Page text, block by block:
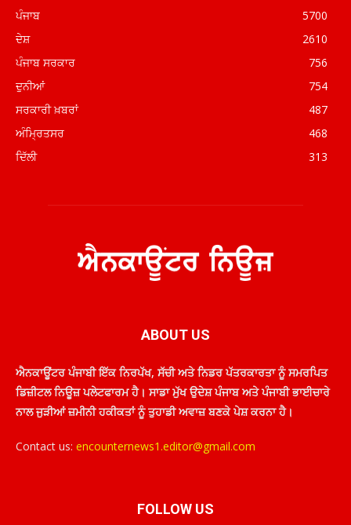
ਪੰਜਾਬ
5700
ਦੇਸ਼
2610
ਪੰਜਾਬ ਸਰਕਾਰ
756
ਦੁਨੀਆਂ
754
ਸਰਕਾਰੀ ਖ਼ਬਰਾਂ
487
ਅੰਮ੍ਰਿਤਸਰ
468
ਦਿੱਲੀ
313
ABOUT US
ਐਨਕਾਊਂਟਰ ਪੰਜਾਬੀ ਇੱਕ ਨਿਰਪੱਖ, ਸੱਚੀ ਅਤੇ ਨਿਡਰ ਪੱਤਰਕਾਰਤਾ ਨੂੰ ਸਮਰਪਿਤ
ਡਿਜ਼ੀਟਲ ਨਿਊਜ਼ ਪਲੇਟਫਾਰਮ ਹੈ। ਸਾਡਾ ਮੁੱਖ ਉਦੇਸ਼ ਪੰਜਾਬ ਅਤੇ ਪੰਜਾਬੀ ਭਾਈਚਾਰੇ
ਨਾਲ ਜੁੜੀਆਂ ਜ਼ਮੀਨੀ ਹਕੀਕਤਾਂ ਨੂੰ ਤੁਹਾਡੀ ਅਵਾਜ਼ ਬਣਕੇ ਪੇਸ਼ ਕਰਨਾ ਹੈ।
Contact us: encounternews1.editor@gmail.com
FOLLOW US